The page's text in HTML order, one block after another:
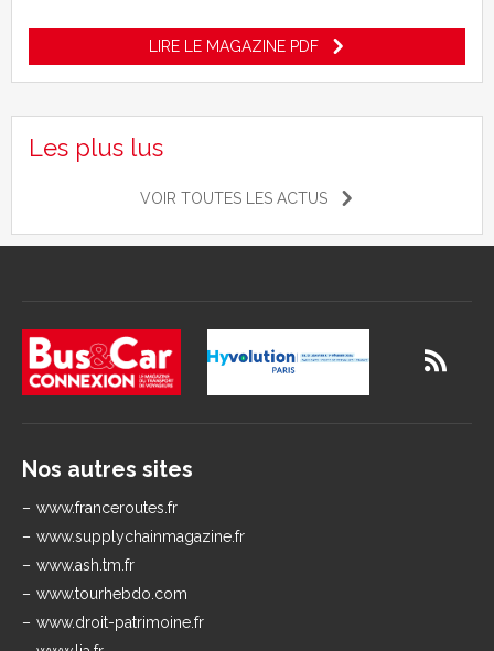
LIRE LE MAGAZINE PDF
Les plus lus
VOIR TOUTES LES ACTUS
Nos autres sites
www.franceroutes.fr
www.supplychainmagazine.fr
www.ash.tm.fr
www.tourhebdo.com
www.droit-patrimoine.fr